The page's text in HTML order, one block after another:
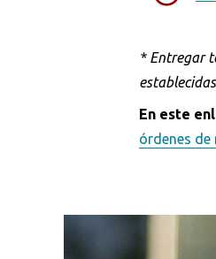
* Entregar
En este
órdenes de